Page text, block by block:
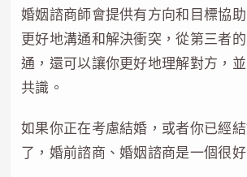
婚姻諮商師會提供有方向和目標協
更好地溝通和解決衝突，從第三者
通，還可以讓你更好地理解對方，
共識。
如果你正在考慮結婚，或者你已經
了，婚前諮商、婚姻諮商是一個很好